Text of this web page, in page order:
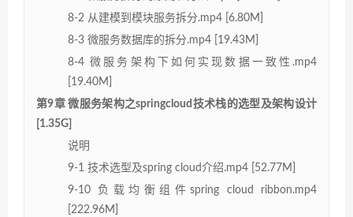
8-2 从建模到模块服务拆分.mp4 [6.80M]
8-3 微服务数据库的拆分.mp4 [19.43M]
8-4 微服务架构下如何实现数据一致性.mp4
[19.40M]
第9章 微服务架构之springcloud技术栈的选型及架构设计
[1.35G]
说明
9-1 技术选型及spring cloud介绍.mp4 [52.77M]
9-10 负载均衡组件spring cloud ribbon.mp4
[222.96M]